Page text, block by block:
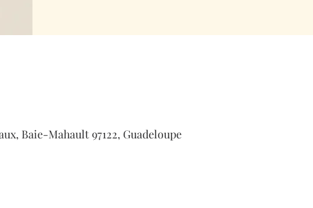
Baie-Mahault 97122, Guadeloupe